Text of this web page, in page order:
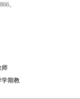
。
师
学期教